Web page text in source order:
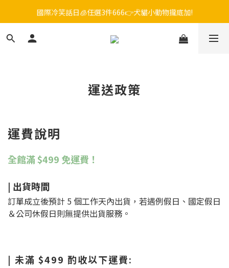
毛孩FUN暑假，飼料最低45折起😻只到9/21
國際冷笑話日🧊任選3件666👉犬貓小動物攏底加!
😎吉老闆 即期飼料出清中💥只要599起
運送政策
運費說明
全館滿 $499 免運費！
| 出貨時間
訂單成立後預計 5 個工作天內出貨，若遇例假日、國定假日
＆公司休假日則無提供出貨服務。
| 未滿 $499 酌收以下運費: